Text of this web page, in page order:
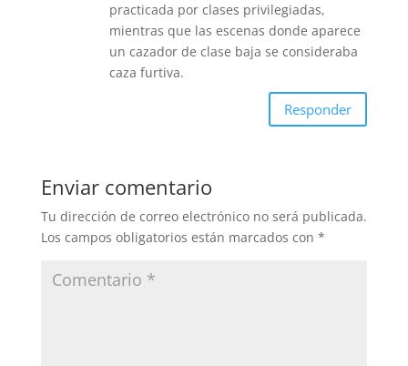
practicada por clases privilegiadas,
mientras que las escenas donde aparece
un cazador de clase baja se consideraba
caza furtiva.
Responder
Enviar comentario
Tu dirección de correo electrónico no será publicada.
Los campos obligatorios están marcados con *